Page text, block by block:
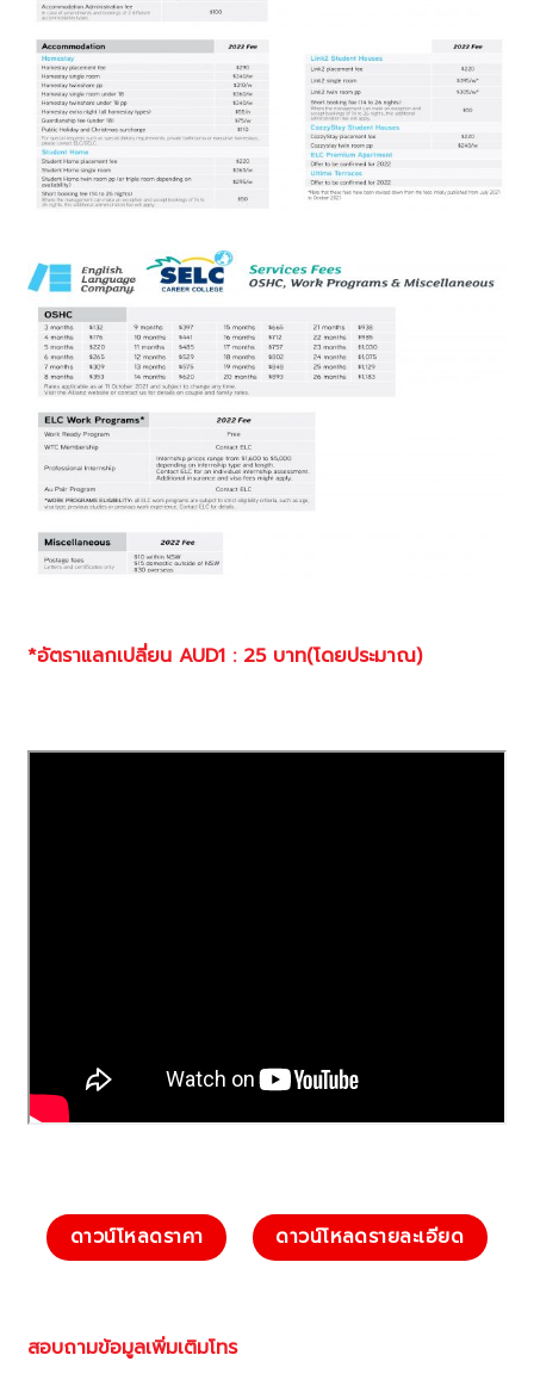
*อัตราแลกเปลี่ยน AUD1 : 25 บาท(โดยประมาณ)
ดาวน์โหลดราคา ดาวน์โหลดรายละเอียด
สอบถามข้อมูลเพิ่มเติมโทร